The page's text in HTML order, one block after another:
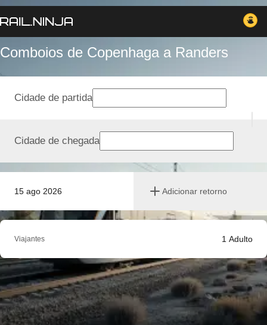
Comboios de Copenhaga a Randers
15 ago 2026 Adicionar retorno
Cidade de partida
Cidade de chegada
Viajantes 1 Adulto